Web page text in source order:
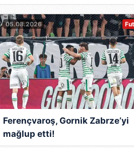
05.08.2026
Ferençvaroş, Gornik Zabrze’yi
mağlup etti!